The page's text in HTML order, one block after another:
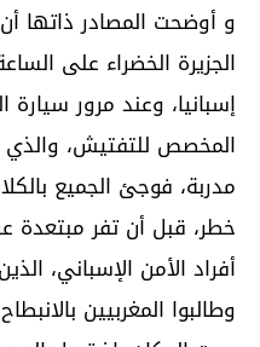
و أوضحت المصادر ذاتها
الجزيرة الخضراء على
إسبانيا، وعند مرور سيارة
المخصص للتفتيش،
مدربة، فوجئ الجميع
خطر، قبل أن تفر مبتعدة
أفراد الأمن الإسباني،
وطالبوا المغربيين